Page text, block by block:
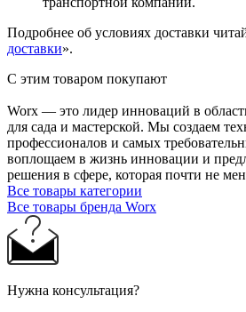
Подробнее об условиях доставки
доставки».
С этим товаром покупают
Worx — это лидер инноваций в
для сада и мастерcкой. Мы создаем
профессионалов и самых
воплощаем в жизнь инновации и
решения в сфере, которая почти не
Все товары категории
Все товары бренда Worx
Нужна консультация?